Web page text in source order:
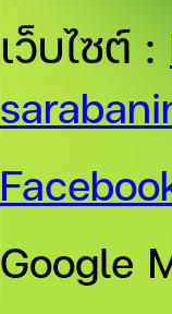
เว็บไซต์ :
Google